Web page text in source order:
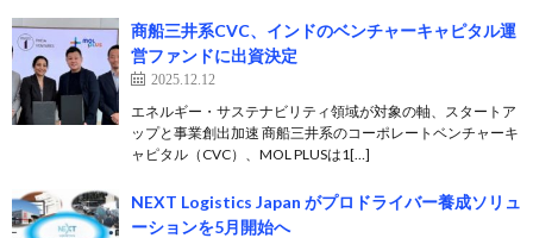
商船三井系CVC、インドのベンチャーキャピタル運
営ファンドに出資決定
2025.12.12
エネルギー・サステナビリティ領域が対象の軸、スタートア
ップと事業創出加速 商船三井系のコーポレートベンチャーキ
ャピタル（CVC）、MOL PLUSは1[…]
NEXT Logistics Japan がプロドライバー養成ソリュ
ーションを5月開始へ